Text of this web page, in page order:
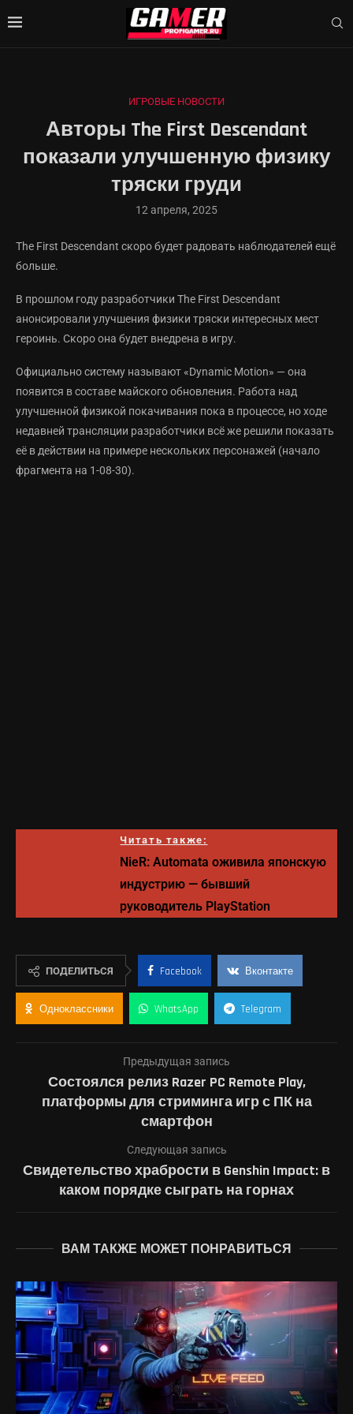
ИГРОВЫЕ НОВОСТИ
Авторы The First Descendant
показали улучшенную физику
тряски груди
12 апреля, 2025
The First Descendant скоро будет радовать наблюдателей ещё
больше.
В прошлом году разработчики The First Descendant
анонсировали улучшения физики тряски интересных мест
героинь. Скоро она будет внедрена в игру.
Официально систему называют «Dynamic Motion» — она
появится в составе майского обновления. Работа над
улучшенной физикой покачивания пока в процессе, но ходе
недавней трансляции разработчики всё же решили показать
её в действии на примере нескольких персонажей (начало
фрагмента на 1-08-30).
Читать также:
NieR: Automata оживила японскую
индустрию — бывший
руководитель PlayStation
ПОДЕЛИТЬСЯ Facebook Вконтакте
Одноклассники WhatsApp Telegram
Предыдущая запись
Состоялся релиз Razer PC Remote Play,
платформы для стриминга игр с ПК на
смартфон
Следующая запись
Свидетельство храбрости в Genshin Impact: в
каком порядке сыграть на горнах
ВАМ ТАКЖЕ МОЖЕТ ПОНРАВИТЬСЯ